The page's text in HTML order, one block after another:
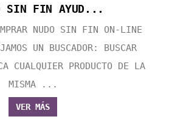
SIN FIN AYUD...
NUDO SIN FIN ON-LINE
UN BUSCADOR: BUSCAR
CUALQUIER PRODUCTO DE LA
MISMA ...
VER MÁS